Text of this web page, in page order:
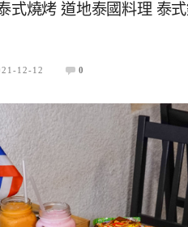
式燒烤 道地泰國料理 泰
12-12 0